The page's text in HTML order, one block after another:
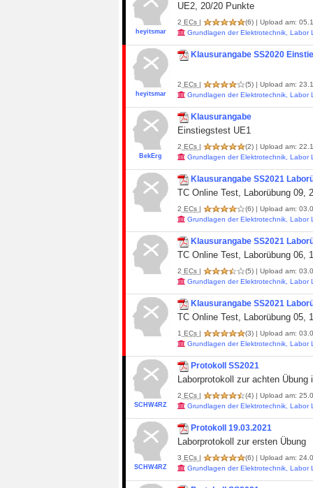
heyitsmar
UE2, 20/20 Punkte
2 ECs | (6) | Upload am:
Grundlagen der Elektrotechnik, Labor
heyitsmar
Klausurangabe SS2020
2 ECs | (5) | Upload am:
Grundlagen der Elektrotechnik, Labor
BekErg
Klausurangabe
Einstiegstest UE1
2 ECs | (2) | Upload am:
Grundlagen der Elektrotechnik, Labor
Klausurangabe SS2021
TC Online Test, Laborübung 09,
2 ECs | (6) | Upload am:
Grundlagen der Elektrotechnik, Labor
Klausurangabe SS2021
TC Online Test, Laborübung 06,
2 ECs | (5) | Upload am:
Grundlagen der Elektrotechnik, Labor
Klausurangabe SS2021
TC Online Test, Laborübung 05,
1 ECs | (3) | Upload am:
Grundlagen der Elektrotechnik, Labor
SCHW4RZ
Protokoll SS2021
Laborprotokoll zur achten Übung
2 ECs | (4) | Upload am:
Grundlagen der Elektrotechnik, Labor
SCHW4RZ
Protokoll 19.03.2021
Laborprotokoll zur ersten Übung
3 ECs | (6) | Upload am:
Grundlagen der Elektrotechnik, Labor